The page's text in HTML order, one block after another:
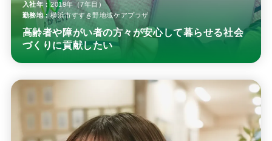
入社年：2019年（7年目）
勤務地： 横浜市すすき野地域ケアプラザ
高齢者や障がい者の方々が安心して暮らせる社会
づくりに貢献したい